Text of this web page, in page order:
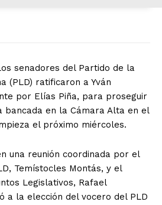
senadores del Partido de la
(PLD) ratificaron a Yván
por Elías Piña, para proseguir
bancada en la Cámara Alta en el
el próximo miércoles.
una reunión coordinada por el
Temístocles Montás, y el
Legislativos, Rafael
a la elección del vocero del PLD